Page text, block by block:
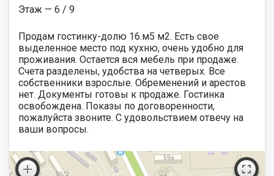
Этаж — 6 / 9
Продам гостинку-долю 16.м5 м2. Есть свое
выделенное место под кухню, очень удобно для
проживания. Остается вся мебель при продаже.
Счета разделены, удобства на четверых. Все
собственники взрослые. Обременений и арестов
нет. Документы готовы к продаже. Гостинка
освобождена. Показы по договоренности,
пожалуйста звоните. С удовольствием отвечу на
ваши вопросы.